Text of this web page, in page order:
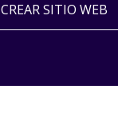
CREAR SITIO WEB